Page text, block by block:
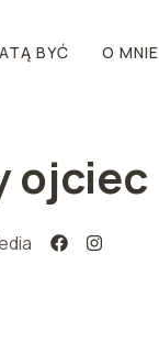
BYĆ O MNIE
ojciec